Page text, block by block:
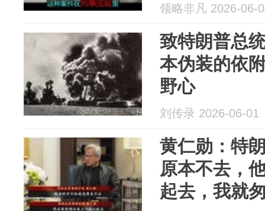
领略非凡 2026-06-
致特朗普总
本伪装的依
野心
刘传录 2026-06-01
黄仁勋：特
原本不去，
起去，我就